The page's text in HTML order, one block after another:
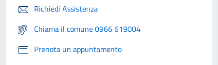
Richiedi Assistenza
Chiama il comune 0966 619004
Prenota un appuntamento